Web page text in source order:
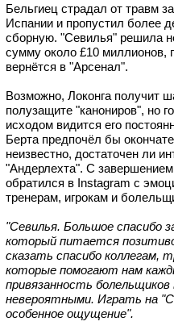
Бельгиец страдал от травм
Испании и пропустил более
сборную. "Севилья" решила
сумму около £10 миллионов,
вернётся в "Арсенал".
Возможно, Локонга получит
полузащите "канониров", но
исходом видится его
Берта предпочёл бы
неизвестно, достаточен ли
"Андерлехта". С завершением
обратился в Instagram с
тренерам, игрокам и
"Севилья. Большое спасибо
который питается
сказать спасибо коллегам,
которые помогают нам
привязанность
невероятными. Играть на
особенное ощущение".